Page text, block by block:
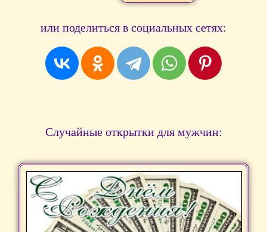
или поделиться в социальных сетях:
Случайные открытки для мужчин: